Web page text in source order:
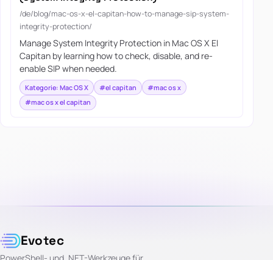
/de/blog/mac-os-x-el-capitan-how-to-manage-sip-system-
integrity-protection/
Manage System Integrity Protection in Mac OS X El
Capitan by learning how to check, disable, and re-
enable SIP when needed.
Kategorie: Mac OS X #el capitan
#mac os x
#mac os x el capitan
Evotec